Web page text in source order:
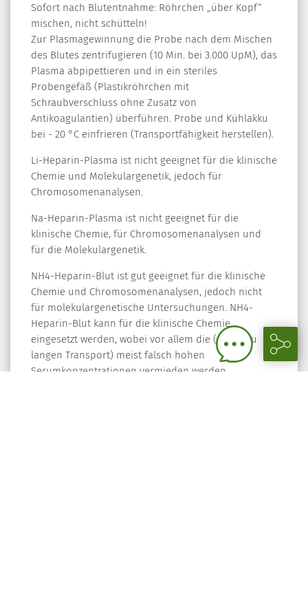
Sofort nach Blutentnahme: Röhrchen „über Kopf“
mischen, nicht schütteln!
Zur Plasmagewinnung die Probe nach dem Mischen
des Blutes zentrifugieren (10 Min. bei 3.000 UpM), das
Plasma abpipettieren und in ein steriles
Probengefäß (Plastikröhrchen mit
Schraubverschluss ohne Zusatz von
Antikoagulantien) überführen. Probe und Kühlakku
bei - 20 °C einfrieren (Transportfähigkeit herstellen).
Li-Heparin-Plasma ist nicht geeignet für die klinische
Chemie und Molekulargenetik, jedoch für
Chromosomenanalysen.
Na-Heparin-Plasma ist nicht geeignet für die
klinische Chemie, für Chromosomenanalysen und
für die Molekulargenetik.
NH4-Heparin-Blut ist gut geeignet für die klinische
Chemie und Chromosomenanalysen, jedoch nicht
für molekulargenetische Untersuchungen. NH4-
Heparin-Blut kann für die klinische Chemie
eingesetzt werden, wobei vor allem die (durch zu
langen Transport) meist falsch hohen
Serumkonzentrationen vermieden werden.